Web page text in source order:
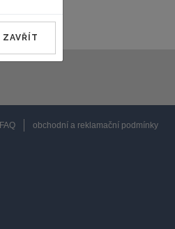
FAQ obchodní a reklamační podmínky
ZAVŘÍT